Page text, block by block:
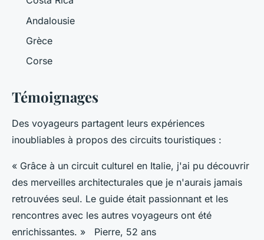
Andalousie
Grèce
Corse
Témoignages
Des voyageurs partagent leurs expériences
inoubliables à propos des circuits touristiques :
« Grâce à un circuit culturel en Italie, j'ai pu découvrir
des merveilles architecturales que je n'aurais jamais
retrouvées seul. Le guide était passionnant et les
rencontres avec les autres voyageurs ont été
enrichissantes. » Pierre, 52 ans